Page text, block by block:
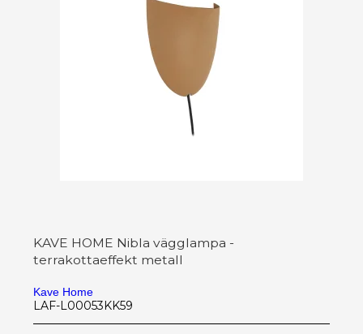
KAVE HOME Nibla vägglampa -
terrakottaeffekt metall
Kave Home
LAF-L00053KK59